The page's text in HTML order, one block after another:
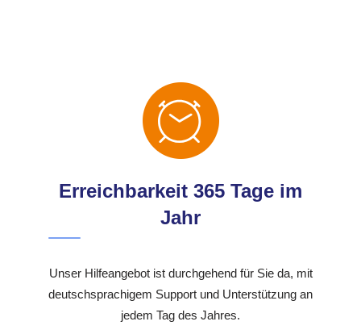
Erreichbarkeit 365 Tage im
Jahr
Unser Hilfeangebot ist durchgehend für Sie da, mit
deutschsprachigem Support und Unterstützung an
jedem Tag des Jahres.